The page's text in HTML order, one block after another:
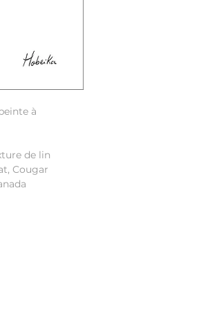
à
de lin
Cougar